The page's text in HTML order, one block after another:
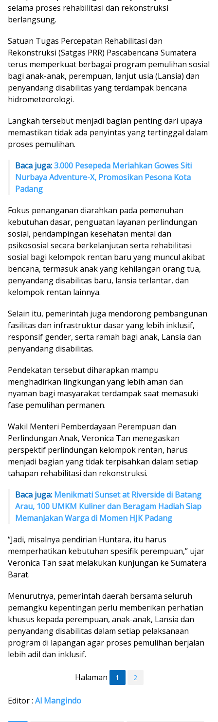
selama proses rehabilitasi dan rekonstruksi
berlangsung.
Satuan Tugas Percepatan Rehabilitasi dan
Rekonstruksi (Satgas PRR) Pascabencana Sumatera
terus memperkuat berbagai program pemulihan sosial
bagi anak-anak, perempuan, lanjut usia (Lansia) dan
penyandang disabilitas yang terdampak bencana
hidrometeorologi.
Langkah tersebut menjadi bagian penting dari upaya
memastikan tidak ada penyintas yang tertinggal dalam
proses pemulihan.
Baca juga:3.000 Pesepeda Meriahkan Gowes Siti
Nurbaya Adventure-X, Promosikan Pesona Kota
Padang
Fokus penanganan diarahkan pada pemenuhan
kebutuhan dasar, penguatan layanan perlindungan
sosial, pendampingan kesehatan mental dan
psikososial secara berkelanjutan serta rehabilitasi
sosial bagi kelompok rentan baru yang muncul akibat
bencana, termasuk anak yang kehilangan orang tua,
penyandang disabilitas baru, lansia terlantar, dan
kelompok rentan lainnya.
Selain itu, pemerintah juga mendorong pembangunan
fasilitas dan infrastruktur dasar yang lebih inklusif,
responsif gender, serta ramah bagi anak, Lansia dan
penyandang disabilitas.
Pendekatan tersebut diharapkan mampu
menghadirkan lingkungan yang lebih aman dan
nyaman bagi masyarakat terdampak saat memasuki
fase pemulihan permanen.
Wakil Menteri Pemberdayaan Perempuan dan
Perlindungan Anak, Veronica Tan menegaskan
perspektif perlindungan kelompok rentan, harus
menjadi bagian yang tidak terpisahkan dalam setiap
tahapan rehabilitasi dan rekonstruksi.
Baca juga: Menikmati Sunset at Riverside di Batang
Arau, 100 UMKM Kuliner dan Beragam Hadiah Siap
Memanjakan Warga di Momen HJK Padang
“Jadi, misalnya pendirian Huntara, itu harus
memperhatikan kebutuhan spesifik perempuan,” ujar
Veronica Tan saat melakukan kunjungan ke Sumatera
Barat.
Menurutnya, pemerintah daerah bersama seluruh
pemangku kepentingan perlu memberikan perhatian
khusus kepada perempuan, anak-anak, Lansia dan
penyandang disabilitas dalam setiap pelaksanaan
program di lapangan agar proses pemulihan berjalan
lebih adil dan inklusif.
Halaman 1 2
Editor : Al Mangindo